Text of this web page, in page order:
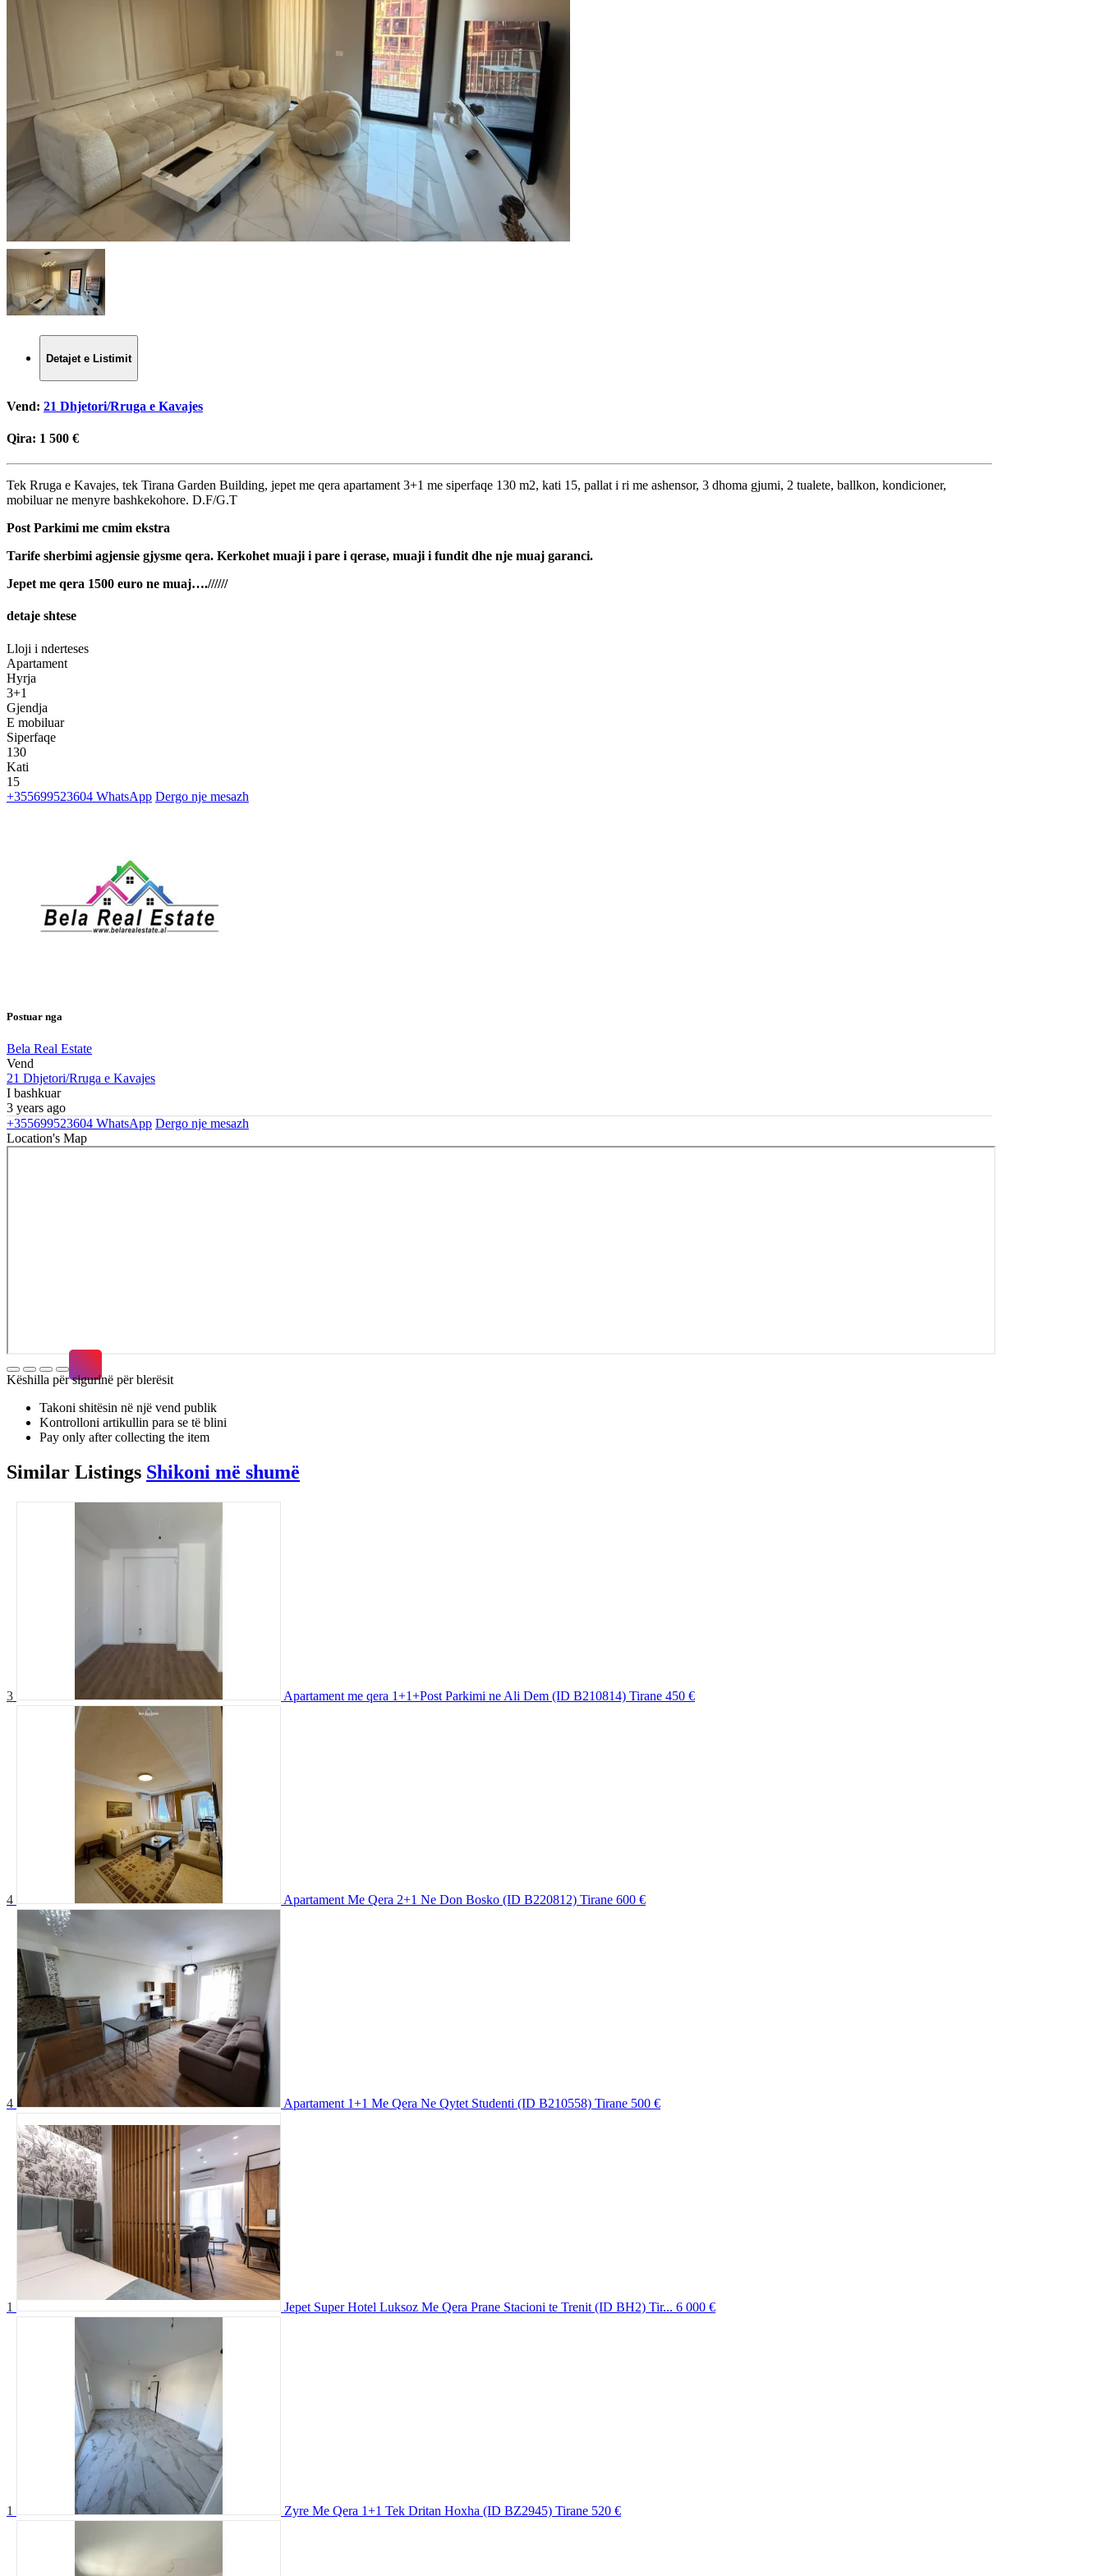
Detajet e Listimit
Vend: 21 Dhjetori/Rruga e Kavajes
Qira: 1 500 €
Tek Rruga e Kavajes, tek Tirana Garden Building, jepet me qera apartament 3+1 me siperfaqe 130 m2, kati 15, pallat i ri me ashensor, 3 dhoma gjumi, 2 tualete, ballkon, kondicioner,
mobiluar ne menyre bashkekohore. D.F/G.T
Post Parkimi me cmim ekstra
Tarife sherbimi agjensie gjysme qera. Kerkohet muaji i pare i qerase, muaji i fundit dhe nje muaj garanci.
Jepet me qera 1500 euro ne muaj….//////
detaje shtese
Lloji i nderteses
Apartament
Hyrja
3+1
Gjendja
E mobiluar
Siperfaqe
130
Kati
15
+355699523604 WhatsApp Dergo nje mesazh
Postuar nga
Bela Real Estate
Vend
21 Dhjetori/Rruga e Kavajes
I bashkuar
3 years ago
+355699523604 WhatsApp Dergo nje mesazh
Location's Map
Këshilla për sigurinë për blerësit
Takoni shitësin në një vend publik
Kontrolloni artikullin para se të blini
Pay only after collecting the item
Similar Listings Shikoni më shumë
3 Apartament me qera 1+1+Post Parkimi ne Ali Dem (ID B210814) Tirane 450 €
4 Apartament Me Qera 2+1 Ne Don Bosko (ID B220812) Tirane 600 €
4 Apartament 1+1 Me Qera Ne Qytet Studenti (ID B210558) Tirane 500 €
1 Jepet Super Hotel Luksoz Me Qera Prane Stacioni te Trenit (ID BH2) Tir... 6 000 €
1 Zyre Me Qera 1+1 Tek Dritan Hoxha (ID BZ2945) Tirane 520 €